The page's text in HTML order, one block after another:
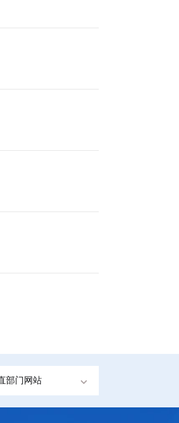
部门网站